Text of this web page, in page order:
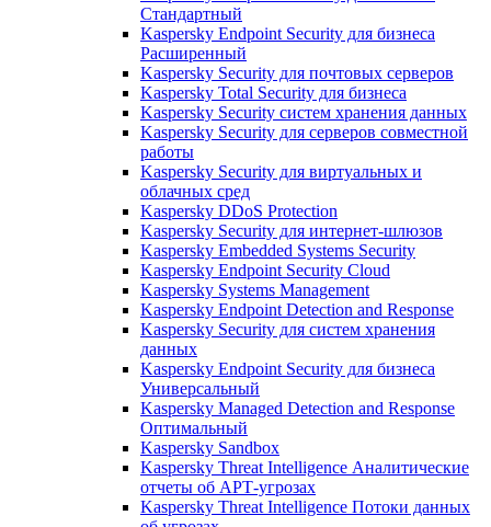
Стандартный
Kaspersky Endpoint Security для бизнеса
Расширенный
Kaspersky Security для почтовых серверов
Kaspersky Total Security для бизнеса
Kaspersky Security систем хранения данных
Kaspersky Security для серверов совместной
работы
Kaspersky Security для виртуальных и
облачных сред
Kaspersky DDoS Protection
Kaspersky Security для интернет-шлюзов
Kaspersky Embedded Systems Security
Kaspersky Endpoint Security Cloud
Kaspersky Systems Management
Kaspersky Endpoint Detection and Response
Kaspersky Security для систем хранения
данных
Kaspersky Endpoint Security для бизнеса
Универсальный
Kaspersky Managed Detection and Response
Оптимальный
Kaspersky Sandbox
Kaspersky Threat Intelligence Аналитические
отчеты об АРТ-угрозах
Kaspersky Threat Intelligence Потоки данных